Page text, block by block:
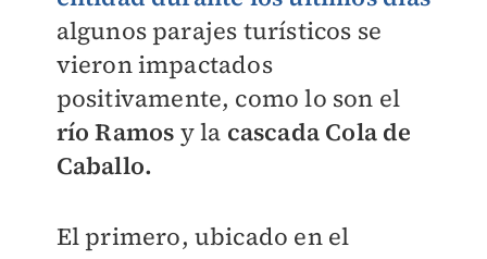
algunos parajes turísticos se
vieron impactados
positivamente, como lo son el
río Ramos y la cascada Cola de
Caballo.
El primero, ubicado en el